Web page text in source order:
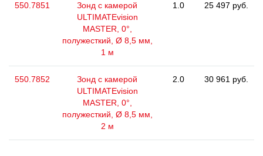
550.7851
Зонд с камерой
ULTIMATEvision
MASTER, 0°,
полужесткий, Ø 8,5 мм,
1 м
1.0 25 497 руб.
550.7852
Зонд с камерой
ULTIMATEvision
MASTER, 0°,
полужесткий, Ø 8,5 мм,
2 м
2.0 30 961 руб.